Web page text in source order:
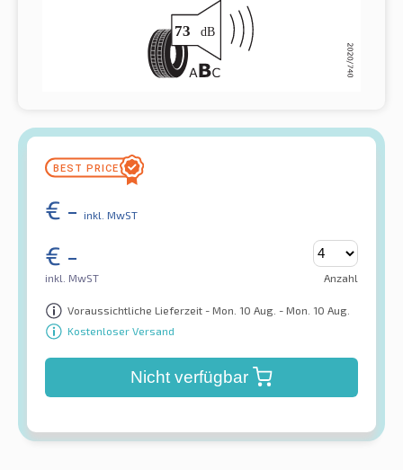
€ - inkl. MwST
€ -
inkl. MwST Anzahl
Voraussichtliche Lieferzeit - Mon. 10 Aug. - Mon. 10 Aug.
Kostenloser Versand
Nicht verfügbar